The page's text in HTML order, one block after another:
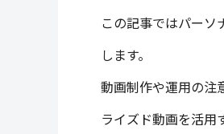
この記事ではパー
します。
動画制作や運用の注
ライズド動画を活用